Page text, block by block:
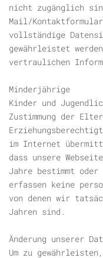
nicht zugänglich
Mail/
vollständige
gewährleistet
vertraulichen
Minderjährige
Kinder und
Zustimmung der
im Internet
dass unsere
Jahre bestimmt
erfassen keine
von denen wir
Jahren sind.
Änderung unserer
Um zu